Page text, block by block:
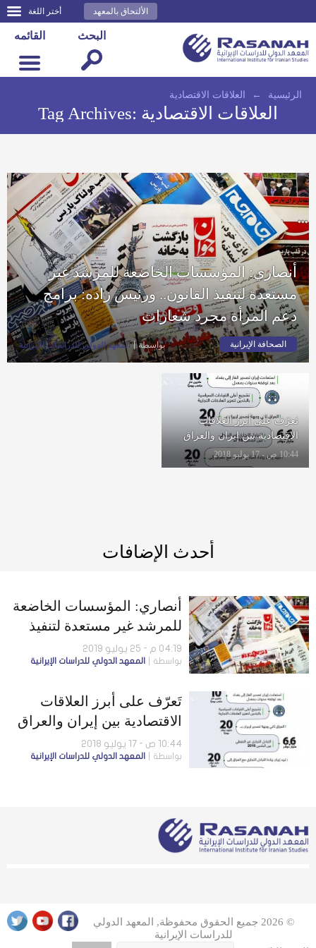
أختر اللغة الألتحاق بالمعهد
القائمه البحث
الرئيسية ← العلاقات الاقتصادية
Tag Archives: العلاقات الاقتصادية
أنصاري: المؤسسات الخاضعة للمرشد غير
مستعدة لتنفيذ القانون.. ورئيس زاده: برامج
دعم المرأة مجرد شعارات
الصحافة الإيرانية بواسطة المعهد الدولي للدراسات الإيرانية
تَعرّف على أبرز العلاقات
الاقتصادية بين إيران والعراق
10:44 ص - 17 يوليو 2018
أحدث الإضافات
أنصاري: المؤسسات الخاضعة
للمرشد غير مستعدة لتنفيذ
القانون.. ورئيس زاده: برامج
دعم المرأة مجرد شعارات
04:19 م - 25 يوليو 2019
بواسطة المعهد الدولي للدراسات الإيرانية
تَعرّف على أبرز العلاقات
الاقتصادية بين إيران والعراق
10:44 ص - 17 يوليو 2018
بواسطة المعهد الدولي للدراسات الإيرانية
© 2026 جميع الحقوق محفوظة, المعهد الدولي
للدراسات الإيرانية